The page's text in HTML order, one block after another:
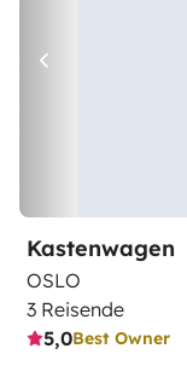
Kastenwagen
OSLO
3 Reisende
5,0Best Owner